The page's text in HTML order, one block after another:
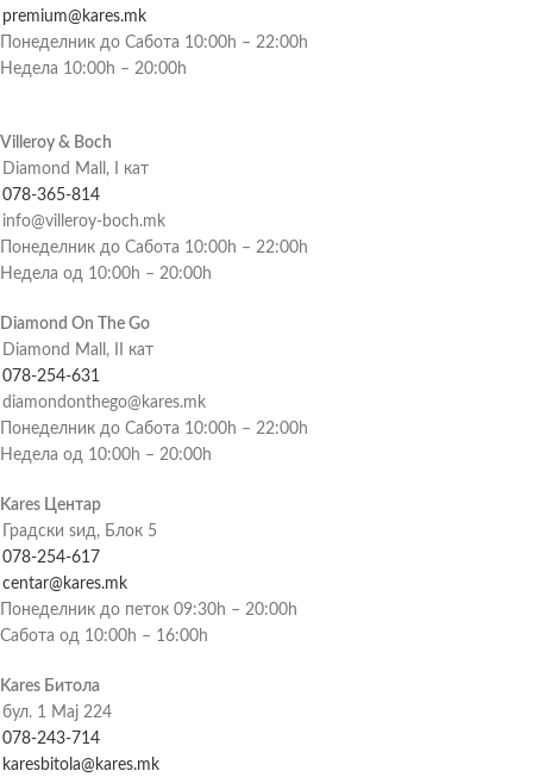
premium@kares.mk
Понеделник до Сабота 10:00h – 22:00h
Недела 10:00h – 20:00h
Villeroy & Boch
Diamond Mall, I кат
078-365-814
info@villeroy-boch.mk
Понеделник до Сабота 10:00h – 22:00h
Недела од 10:00h – 20:00h
Diamond On The Go
Diamond Mall, II кат
078-254-631
diamondonthego@kares.mk
Понеделник до Сабота 10:00h – 22:00h
Недела од 10:00h – 20:00h
Kares Центар
Градски ѕид, Блок 5
078-254-617
centar@kares.mk
Понеделник до петок 09:30h – 20:00h
Сабота од 10:00h – 16:00h
Kares Битола
бул. 1 Мај 224
078-243-714
karesbitola@kares.mk